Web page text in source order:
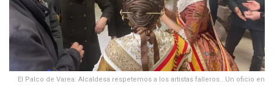
El Palco de Varea: Alcaldesa respetemos a los artistas falleros...Un oficio en